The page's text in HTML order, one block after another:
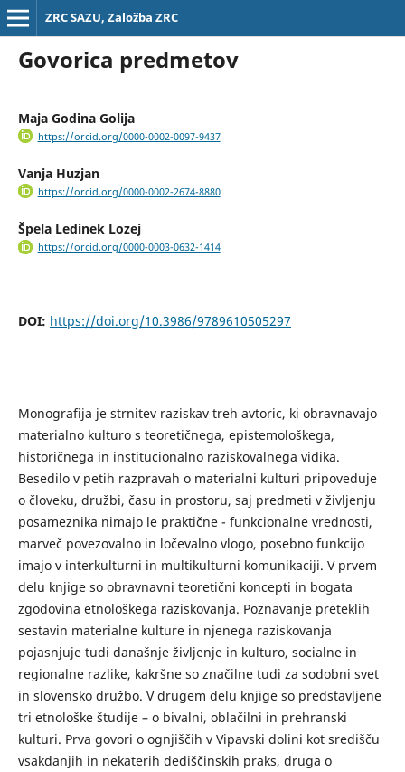
ZRC SAZU, Založba ZRC
Govorica predmetov
Maja Godina Golija
https://orcid.org/0000-0002-0097-9437
Vanja Huzjan
https://orcid.org/0000-0002-2674-8880
Špela Ledinek Lozej
https://orcid.org/0000-0003-0632-1414
DOI: https://doi.org/10.3986/9789610505297
Monografija je strnitev raziskav treh avtoric, ki obravnavajo
materialno kulturo s teoretičnega, epistemološkega,
historičnega in institucionalno raziskovalnega vidika.
Besedilo v petih razpravah o materialni kulturi pripoveduje
o človeku, družbi, času in prostoru, saj predmeti v življenju
posameznika nimajo le praktične - funkcionalne vrednosti,
marveč povezovalno in ločevalno vlogo, posebno funkcijo
imajo v interkulturni in multikulturni komunikaciji. V prvem
delu knjige so obravnavni teoretični koncepti in bogata
zgodovina etnološkega raziskovanja. Poznavanje preteklih
sestavin materialne kulture in njenega raziskovanja
pojasnjuje tudi današnje življenje in kulturo, socialne in
regionalne razlike, kakršne so značilne tudi za sodobni svet
in slovensko družbo. V drugem delu knjige so predstavljene
tri etnološke študije – o bivalni, oblačilni in prehranski
kulturi. Prva govori o ognjiščih v Vipavski dolini kot središču
vsakdanjih in nekaterih dediščinskih praks, druga o